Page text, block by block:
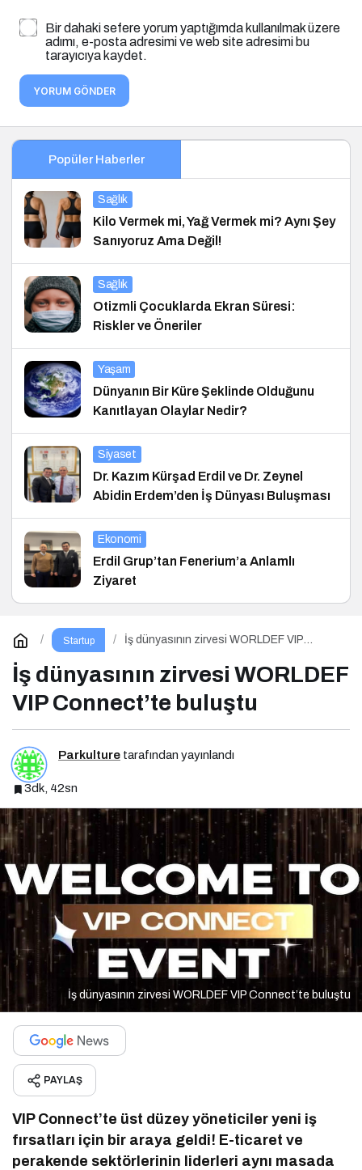
Bir dahaki sefere yorum yaptığımda kullanılmak üzere
adımı, e-posta adresimi ve web site adresimi bu
tarayıcıya kaydet.
YORUM GÖNDER
Popüler Haberler
Sağlık
Kilo Vermek mi, Yağ Vermek mi? Aynı Şey
Sanıyoruz Ama Değil!
Sağlık
Otizmli Çocuklarda Ekran Süresi:
Riskler ve Öneriler
Yaşam
Dünyanın Bir Küre Şeklinde Olduğunu
Kanıtlayan Olaylar Nedir?
Siyaset
Dr. Kazım Kürşad Erdil ve Dr. Zeynel
Abidin Erdem’den İş Dünyası Buluşması
Ekonomi
Erdil Grup’tan Fenerium’a Anlamlı
Ziyaret
Startup
İş dünyasının zirvesi WORLDEF VIP
İş dünyasının zirvesi WORLDEF
VIP Connect’te buluştu
Parkulture tarafından yayınlandı
3dk, 42sn
İş dünyasının zirvesi WORLDEF VIP Connect’te buluştu
PAYLAŞ
VIP Connect’te üst düzey yöneticiler yeni iş
fırsatları için bir araya geldi! E-ticaret ve
perakende sektörlerinin liderleri aynı masada